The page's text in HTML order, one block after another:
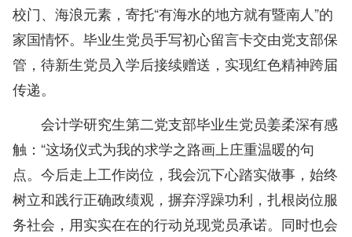
校门、海浪元素，寄托“有海水的地方就有暨南人”的
家国情怀。毕业生党员手写初心留言卡交由党支部保
管，待新生党员入学后接续赠送，实现红色精神跨届
传递。
会计学研究生第二党支部毕业生党员姜柔深有感
触：“这场仪式为我的求学之路画上庄重温暖的句
点。今后走上工作岗位，我会沉下心踏实做事，始终
树立和践行正确政绩观，摒弃浮躁功利，扎根岗位服
务社会，用实实在在的行动兑现党员承诺。同时也会